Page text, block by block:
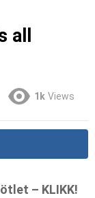
all
1k Views
– KLIKK!